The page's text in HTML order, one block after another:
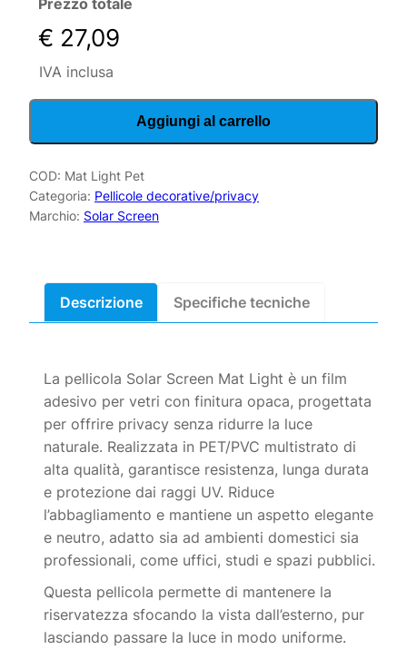
Prezzo totale
€ 27,09
IVA inclusa
Pellicola
PET
quantità
Aggiungi al carrello
COD: Mat Light Pet
Categoria: Pellicole decorative/privacy
Marchio: Solar Screen
Descrizione
La pellicola Solar Screen Mat Light è un film
adesivo per vetri con finitura opaca, progettata
per offrire privacy senza ridurre la luce
naturale. Realizzata in PET/PVC multistrato di
alta qualità, garantisce resistenza, lunga durata
e protezione dai raggi UV. Riduce
l’abbagliamento e mantiene un aspetto elegante
e neutro, adatto sia ad ambienti domestici sia
professionali, come uffici, studi e spazi pubblici.
Questa pellicola permette di mantenere la
riservatezza sfocando la vista dall’esterno, pur
lasciando passare la luce in modo uniforme.